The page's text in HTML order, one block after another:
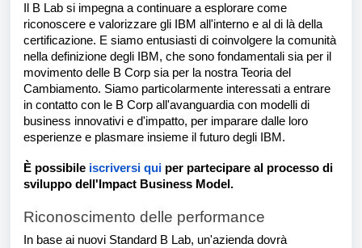
Il B Lab si impegna a continuare a esplorare come
riconoscere e valorizzare gli IBM all'interno e al di là della
certificazione. E siamo entusiasti di coinvolgere la comunità
nella definizione degli IBM, che sono fondamentali sia per il
movimento delle B Corp sia per la nostra Teoria del
Cambiamento. Siamo particolarmente interessati a entrare
in contatto con le B Corp all'avanguardia con modelli di
business innovativi e d'impatto, per imparare dalle loro
esperienze e plasmare insieme il futuro degli IBM.
È possibile iscriversi qui per partecipare al processo di
sviluppo dell'Impact Business Model.
Riconoscimento delle performance
In base ai nuovi Standard B Lab, un'azienda dovrà